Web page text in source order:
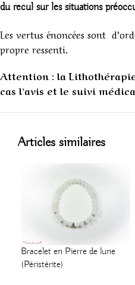
du recul sur les situations
Les vertus énoncées sont
propre ressenti.
Attention : la
cas l’avis et le suivi
Articles similaires
Bracelet en Pierre de lune
(Péristérite)